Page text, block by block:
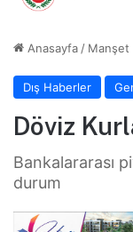
Anasayfa / Manşet
Dış Haberler
Döviz
Bankalararası
durum